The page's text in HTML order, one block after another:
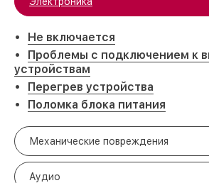
Не включается
Проблемы с подключением к
устройствам
Перегрев устройства
Поломка блока питания
Механические повреждения
Аудио